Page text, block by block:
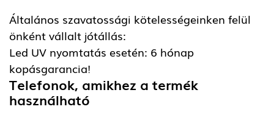
Általános szavatossági kötelességeinken felül
önként vállalt jótállás:
Led UV nyomtatás esetén: 6 hónap
kopásgarancia!
Telefonok, amikhez a termék
használható